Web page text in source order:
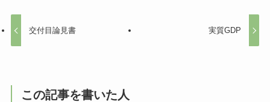
交付目論見書 実質GDP
この記事を書いた人